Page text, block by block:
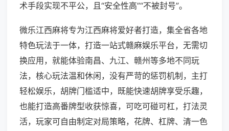
术手段实现不平公，且“安全性高”“不被封号”。
微乐江西麻将专为江西麻将爱好者打造，集全省各地
特色玩法于一体，打造一站式赣麻娱乐平台，无需切
换应用，就能体验南昌、九江、赣州等多地不同玩
法，核心玩法温和休闲，没有严苛的惩罚机制，主打
轻松娱乐，胡牌门槛适中，既能快速胡牌享受乐趣，
也能打造高番牌型收获惊喜，可吃可碰可杠，打法灵
活，玩家可自由制定对局策略，花牌、杠牌、清一色